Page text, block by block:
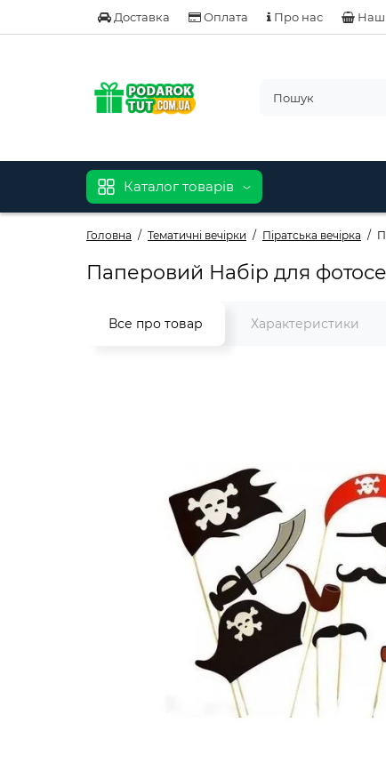
Доставка Оплата Про нас Наш
Каталог товарів
Головна Тематичні вечірки Піратська вечірка
Паперовий Набір для
Все про товар Характеристики